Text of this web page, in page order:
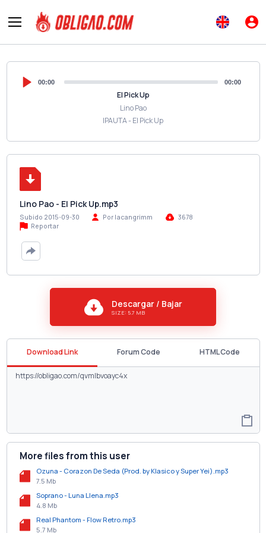
00:00 00:00
El Pick Up
Lino Pao
IPAUTA - El Pick Up
Lino Pao - El Pick Up.mp3
Subido 2015-09-30 Por lacangrimm
3678
Reportar
Descargar / Bajar
SIZE: 5.7 MB
Download Link Forum Code HTML Code
More files from this user
Ozuna - Corazon De Seda (Prod. by Klasico y Super Yei).mp3
7.5 Mb
Soprano - Luna Llena.mp3
4.8 Mb
Real Phantom - Flow Retro.mp3
5.7 Mb